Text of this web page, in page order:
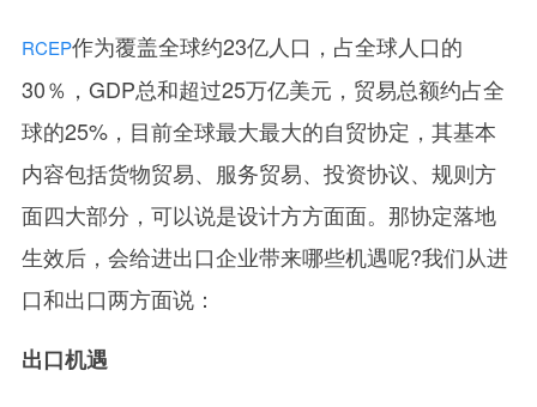
RCEP作为覆盖全球约23亿人口，占全球人口的
30％，GDP总和超过25万亿美元，贸易总额约占全
球的25%，目前全球最大最大的自贸协定，其基本
内容包括货物贸易、服务贸易、投资协议、规则方
面四大部分，可以说是设计方方面面。那协定落地
生效后，会给进出口企业带来哪些机遇呢?我们从进
口和出口两方面说：
出口机遇